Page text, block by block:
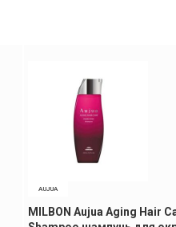
AUJUA
MILBON Aujua Aging Hair